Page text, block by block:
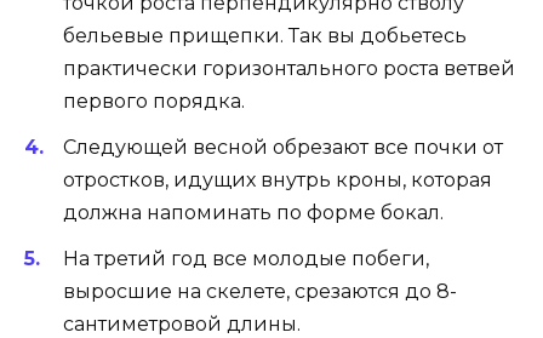
бельевые прищепки. Так вы добьетесь
практически горизонтального роста ветвей
первого порядка.
Следующей весной обрезают все почки от
отростков, идущих внутрь кроны, которая
должна напоминать по форме бокал.
На третий год все молодые побеги,
выросшие на скелете, срезаются до 8-
сантиметровой длины.